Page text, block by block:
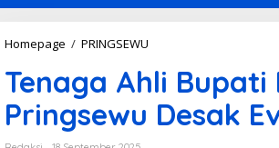
Homepage / PRINGSEWU
n
a
Tenaga Ahli Bupati
Pringsewu Desak